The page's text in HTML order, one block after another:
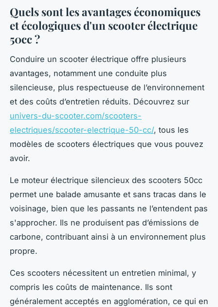
Quels sont les avantages économiques
et écologiques d'un scooter électrique
50cc ?
Conduire un scooter électrique offre plusieurs
avantages, notamment une conduite plus
silencieuse, plus respectueuse de l’environnement
et des coûts d’entretien réduits. Découvrez sur
univers-du-scooter.com/scooters-
electriques/scooter-electrique-50-cc/, tous les
modèles de scooters électriques que vous pouvez
avoir.
Le moteur électrique silencieux des scooters 50cc
permet une balade amusante et sans tracas dans le
voisinage, bien que les passants ne l’entendent pas
s'approcher. Ils ne produisent pas d’émissions de
carbone, contribuant ainsi à un environnement plus
propre.
Ces scooters nécessitent un entretien minimal, y
compris les coûts de maintenance. Ils sont
généralement acceptés en agglomération, ce qui en